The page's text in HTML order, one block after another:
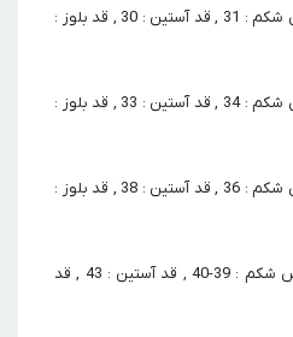
سایز 1 : عرض سینه : 34 , عرض شکم : 31 , قد آستین : 30 , قد بلوز :
سایز 2 : عرض سینه : 37 , عرض شکم : 34 , قد آستین : 33 , قد بلوز :
سایز 3 : عرض سینه : 40 , عرض شکم : 36 , قد آستین : 38 , قد بلوز :
سایز 4 : عرض سینه : 43 , عرض شکم : 39-40 , قد آستین : 43 , قد